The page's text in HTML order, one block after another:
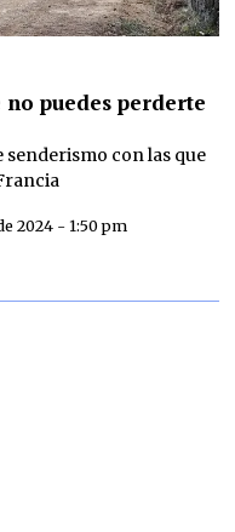
puedes perderte
senderismo con las que
2024 - 1:50 pm